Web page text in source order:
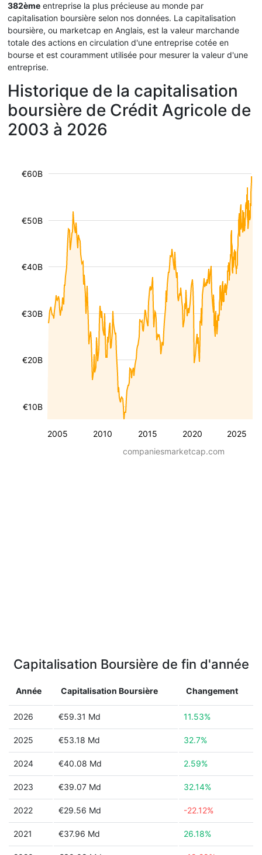
382ème entreprise la plus précieuse au monde par
capitalisation boursière selon nos données. La capitalisation
boursière, ou marketcap en Anglais, est la valeur marchande
totale des actions en circulation d'une entreprise cotée en
bourse et est couramment utilisée pour mesurer la valeur d'une
entreprise.
Historique de la capitalisation
boursière de Crédit Agricole de
2003 à 2026
2005 2010 2015 2020 2025
€10B
€20B
€30B
€40B
€50B
€60B
companiesmarketcap.com
Capitalisation Boursière de fin d'année
Année Capitalisation Boursière Changement
2026 €59.31 Md 11.53%
2025 €53.18 Md 32.7%
2024 €40.08 Md 2.59%
2023 €39.07 Md 32.14%
2022 €29.56 Md -22.12%
2021 €37.96 Md 26.18%